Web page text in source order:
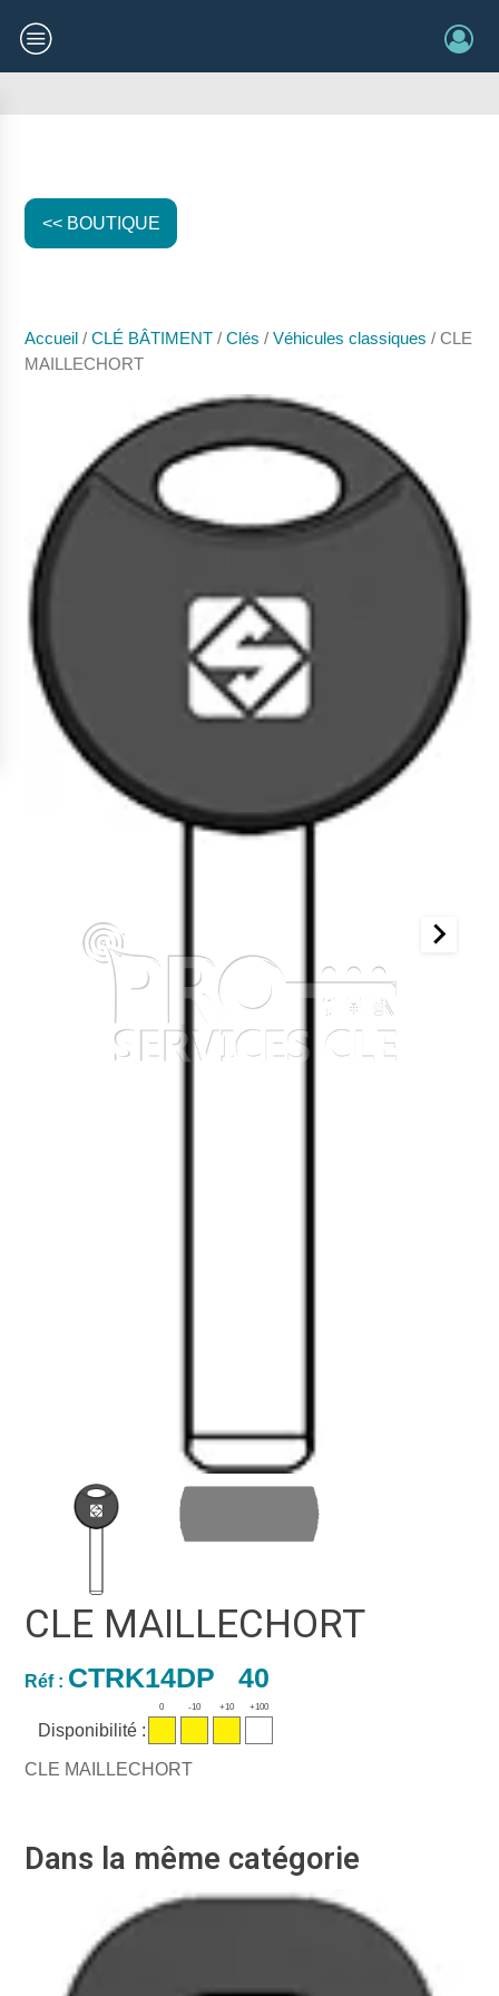
<< BOUTIQUE
Accueil /CLÉ BÂTIMENT /Clés /Véhicules classiques / CLE
MAILLECHORT
CLE MAILLECHORT
Réf : CTRK14DP 40
Disponibilité :
0 -10 +10 +100
CLE MAILLECHORT
Dans la même catégorie